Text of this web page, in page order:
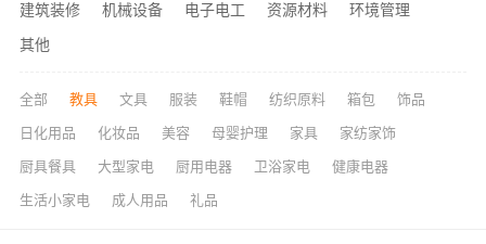
建筑装修
机械设备 电子电工 资源材料
环境管理
其他
全部 教具 文具 服装 鞋帽 纺织原料 箱包 饰品
日化用品 化妆品 美容 母婴护理 家具 家纺家饰
厨具餐具 大型家电 厨用电器 卫浴家电 健康电器
生活小家电 成人用品 礼品